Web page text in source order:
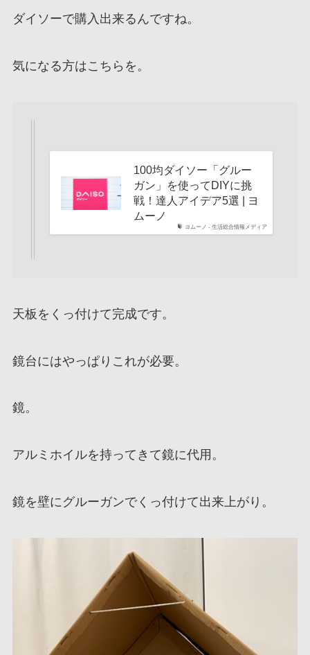
ダイソーで購入出来るんですね。
気になる方はこちらを。
ヨムーノ - 生活総合情報メディア
100均ダイソー「グルー
ガン」を使ってDIYに挑
戦！達人アイデア5選 | ヨ
ムーノ
天板をくっ付けて完成です。
鏡台にはやっぱりこれが必要。
鏡。
アルミホイルを持ってきて鏡に代用。
鏡を壁にグルーガンでくっ付けて出来上がり。